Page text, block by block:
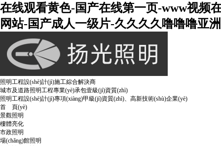
在线观看黄色-国产在线第一页-www视频
网站-国产成人一级片-久久久久噜噜噜亚
照明工程設(shè)計(jì)施工綜合解決商
城市及道路照明工程專業(yè)承包壹級(jí)資質(zhì)
照明工程設(shè)計(jì)專項(xiàng)甲級(jí)資質(zhì)、高新技術(shù)企業(yè)
首 頁(yè)
景觀照明
樓體亮化
市政照明
場(chǎng)館照明